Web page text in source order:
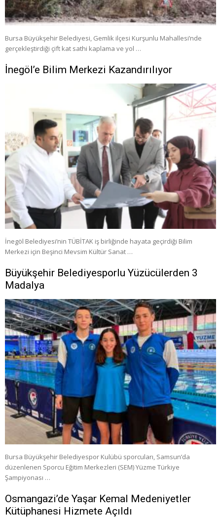
Bursa Büyükşehir Belediyesi, Gemlik ilçesi Kurşunlu Mahallesi’nde
gerçekleştirdiği çift kat sathi kaplama ve yol …
İnegöl’e Bilim Merkezi Kazandırılıyor
İnegöl Belediyesi’nin TÜBİTAK iş birliğinde hayata geçirdiği Bilim
Merkezi için Beşinci Mevsim Kültür Sanat …
Büyükşehir Belediyesporlu Yüzücülerden 3
Madalya
Bursa Büyükşehir Belediyespor Kulübü sporcuları, Samsun’da
düzenlenen Sporcu Eğitim Merkezleri (SEM) Yüzme Türkiye
Şampiyonası …
Osmangazi’de Yaşar Kemal Medeniyetler
Kütüphanesi Hizmete Açıldı